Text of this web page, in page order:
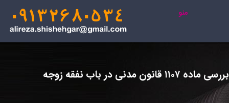
منو
بررسی ماده ۱۱۰۷ قانون مدنی در باب نفقه زوجه